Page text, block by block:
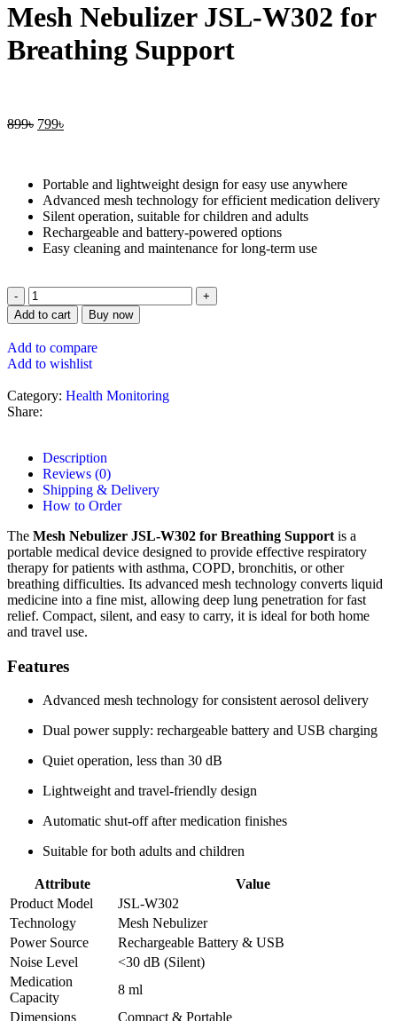
Mesh Nebulizer JSL-W302 for
Breathing Support
899৳ 799৳
Portable and lightweight design for easy use anywhere
Advanced mesh technology for efficient medication delivery
Silent operation, suitable for children and adults
Rechargeable and battery-powered options
Easy cleaning and maintenance for long-term use
Add to cart Buy now
Add to compare
Add to wishlist
Category: Health Monitoring
Share:
Description
Reviews (0)
Shipping & Delivery
How to Order
The Mesh Nebulizer JSL-W302 for Breathing Support is a
portable medical device designed to provide effective respiratory
therapy for patients with asthma, COPD, bronchitis, or other
breathing difficulties. Its advanced mesh technology converts liquid
medicine into a fine mist, allowing deep lung penetration for fast
relief. Compact, silent, and easy to carry, it is ideal for both home
and travel use.
Features
Advanced mesh technology for consistent aerosol delivery
Dual power supply: rechargeable battery and USB charging
Quiet operation, less than 30 dB
Lightweight and travel-friendly design
Automatic shut-off after medication finishes
Suitable for both adults and children
Attribute
Value
Product Model
JSL-W302
Technology
Mesh Nebulizer
Power Source
Rechargeable Battery & USB
Noise Level
<30 dB (Silent)
Medication
Capacity
8 ml
Dimensions
Compact & Portable